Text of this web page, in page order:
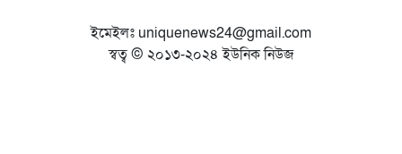
ইমেইলঃ uniquenews24@gmail.com
স্বত্ব © ২০১৩-২০২৪ ইউনিক নিউজ